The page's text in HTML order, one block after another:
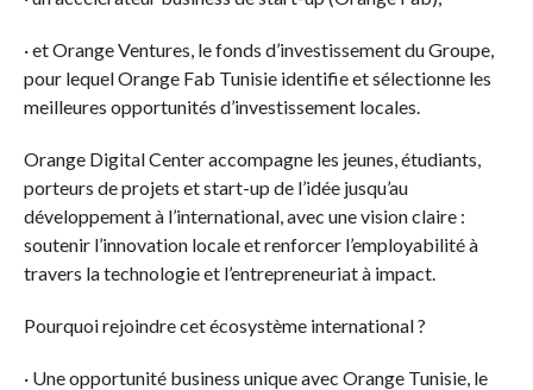
· et Orange Ventures, le fonds d’investissement du Groupe,
pour lequel Orange Fab Tunisie identifie et sélectionne les
meilleures opportunités d’investissement locales.
Orange Digital Center accompagne les jeunes, étudiants,
porteurs de projets et start-up de l’idée jusqu’au
développement à l’international, avec une vision claire :
soutenir l’innovation locale et renforcer l’employabilité à
travers la technologie et l’entrepreneuriat à impact.
Pourquoi rejoindre cet écosystème international ?
· Une opportunité business unique avec Orange Tunisie, le